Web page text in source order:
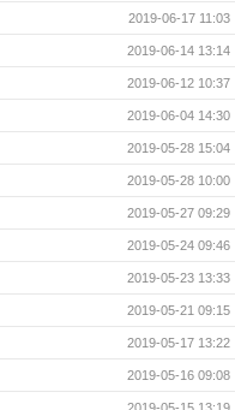
2019-06-17 11:03
2019-06-14 13:14
2019-06-12 10:37
2019-06-04 14:30
2019-05-28 15:04
2019-05-28 10:00
2019-05-27 09:29
2019-05-24 09:46
2019-05-23 13:33
2019-05-21 09:15
2019-05-17 13:22
2019-05-16 09:08